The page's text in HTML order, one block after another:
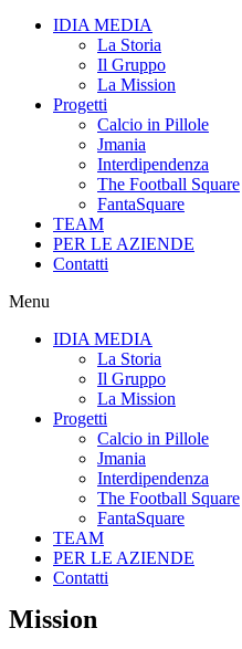
IDIA MEDIA
La Storia
Il Gruppo
La Mission
Progetti
Calcio in Pillole
Jmania
Interdipendenza
The Football Square
FantaSquare
TEAM
PER LE AZIENDE
Contatti
Menu
IDIA MEDIA
La Storia
Il Gruppo
La Mission
Progetti
Calcio in Pillole
Jmania
Interdipendenza
The Football Square
FantaSquare
TEAM
PER LE AZIENDE
Contatti
Mission